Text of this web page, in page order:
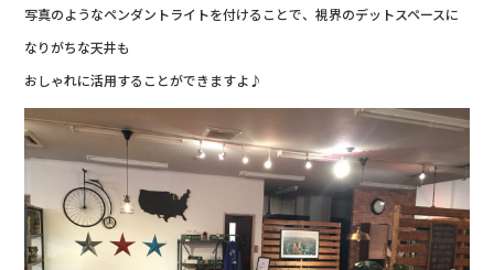
写真のようなペンダントライトを付けることで、視界のデットスペースに
なりがちな天井も
おしゃれに活用することができますよ♪